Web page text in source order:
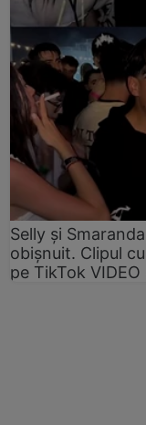
Selly și
obișnuit. Clipul
pe TikTok VIDEO